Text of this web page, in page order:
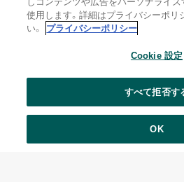
花王株式会社
ウェブサイト利用規定
Copyright © Kao Corporation.
使用します。詳細はプライバシーポリ
い。
プライバシーポリシー
Cookie 設定
すべて拒否す
OK